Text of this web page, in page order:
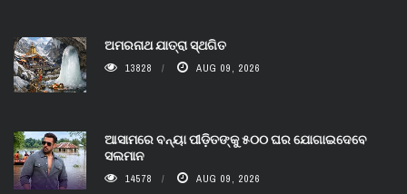
ଅମରନାଥ ଯାତ୍ରା ସ୍ଥଗିତ
13828 AUG 09, 2026
ଆସାମରେ ବନ୍ୟା ପୀଡ଼ିତଙ୍କୁ ୫୦୦ ଘର ଯୋଗାଇଦେବେ
ସଲମାନ
14578 AUG 09, 2026